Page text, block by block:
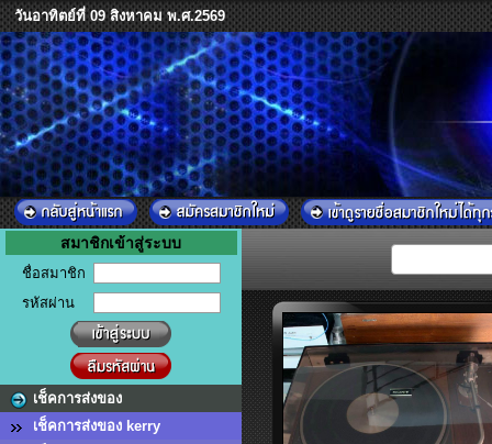
วันอาทิตย์ที่ 09 สิงหาคม พ.ศ.2569
สมาชิกเข้าสู่ระบบ
ชื่อสมาชิก
รหัสผ่าน
เช็คการส่งของ
เช็คการส่งของ kerry